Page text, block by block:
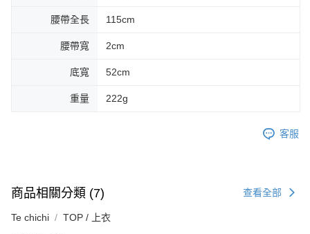
腰帶全長 115cm
腰帶寬 2cm
底寬 52cm
重量 222g
客服
商品相關分類 (7) 查看全部
Te chichi TOP / 上衣